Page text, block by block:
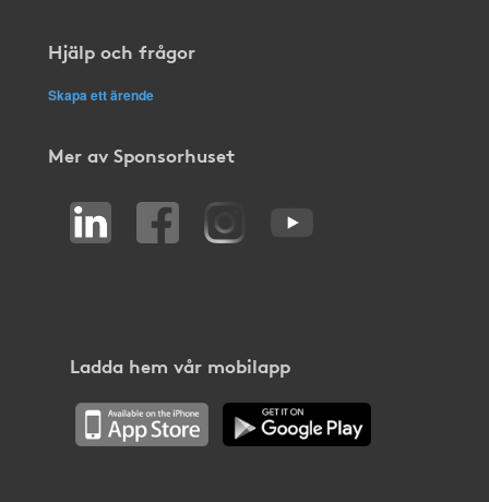
Hjälp och frågor
Skapa ett ärende
Mer av Sponsorhuset
Ladda hem vår mobilapp